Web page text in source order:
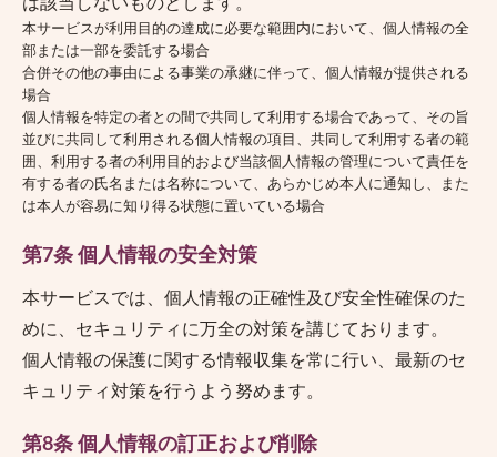
本サービスが利用目的の達成に必要な範囲内において、個人情報の全
部または一部を委託する場合
合併その他の事由による事業の承継に伴って、個人情報が提供される
場合
個人情報を特定の者との間で共同して利用する場合であって、その旨
並びに共同して利用される個人情報の項目、共同して利用する者の範
囲、利用する者の利用目的および当該個人情報の管理について責任を
有する者の氏名または名称について、あらかじめ本人に通知し、また
は本人が容易に知り得る状態に置いている場合
第7条 個人情報の安全対策
本サービスでは、個人情報の正確性及び安全性確保のた
めに、セキュリティに万全の対策を講じております。
個人情報の保護に関する情報収集を常に行い、最新のセ
キュリティ対策を行うよう努めます。
第8条 個人情報の訂正および削除